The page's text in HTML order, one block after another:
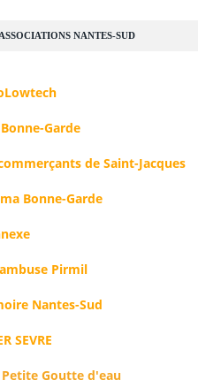
NANTES-SUD
Bonne-Garde
de Saint-Jacques
Bonne-Garde
Pirmil
Nantes-Sud
SEVRE
Petite Goutte d'eau